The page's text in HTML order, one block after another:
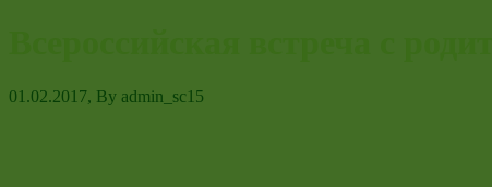
01.02.2017, By admin_sc15